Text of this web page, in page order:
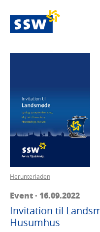
Herunterladen
Event · 16.09.2022
Invitation til
Husumhus